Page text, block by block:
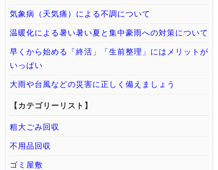
気象病（天気痛）による不調について
温暖化による暑い暑い夏と集中豪雨への対策について
早くから始める「終活」「生前整理」にはメリットが
いっぱい
大雨や台風などの災害に正しく備えましょう
【カテゴリーリスト】
粗大ごみ回収
不用品回収
ゴミ屋敷